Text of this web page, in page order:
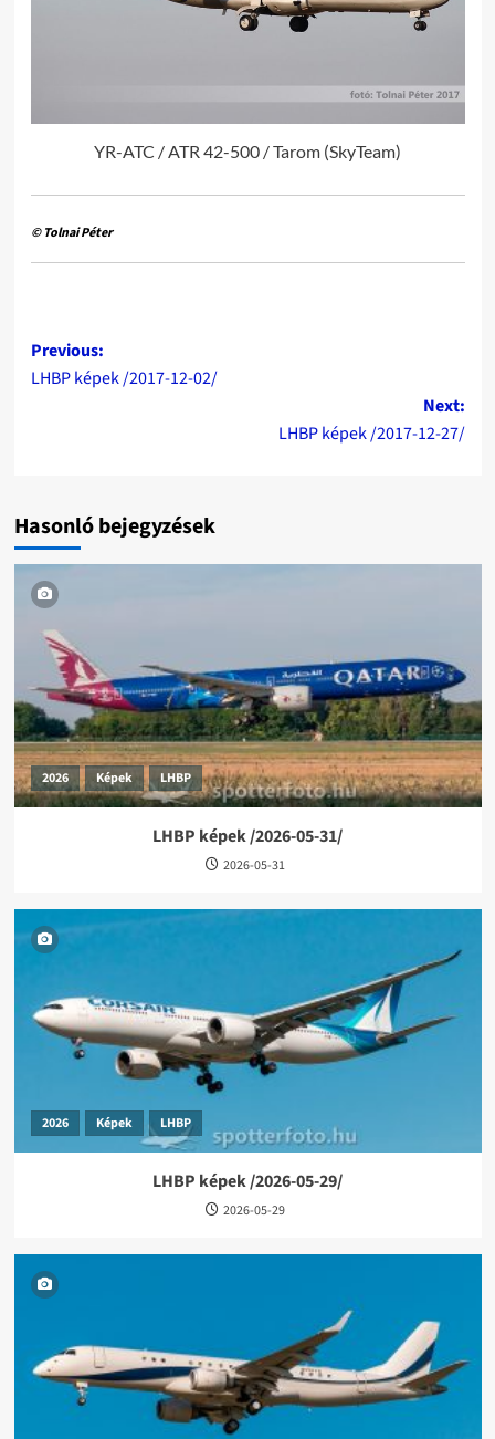
YR-ATC / ATR 42-500 / Tarom (SkyTeam)
© Tolnai Péter
Post
navigation
Previous:
LHBP képek /2017-12-02/
Next:
LHBP képek /2017-12-27/
Hasonló bejegyzések
2026 Képek LHBP
LHBP képek /2026-05-31/
2026-05-31
2026 Képek LHBP
LHBP képek /2026-05-29/
2026-05-29